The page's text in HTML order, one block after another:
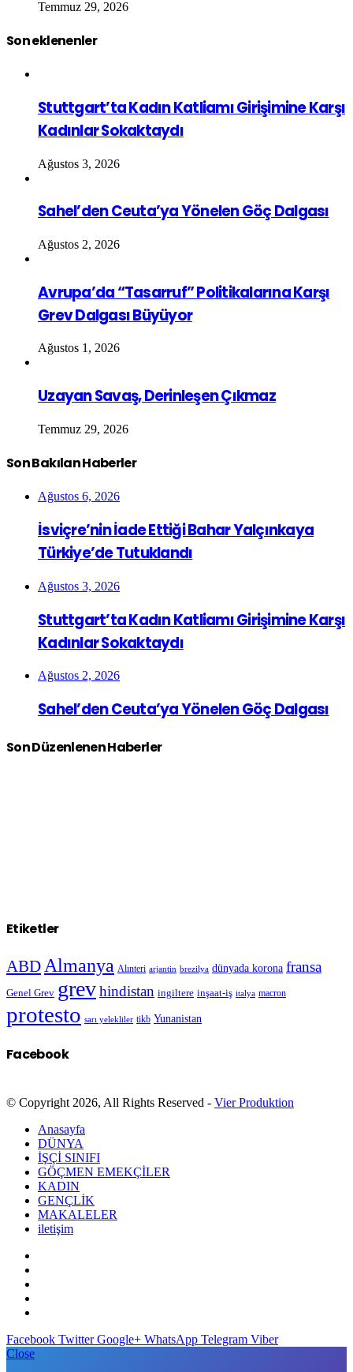
Temmuz 29, 2026
Son eklenenler
Stuttgart’ta Kadın Katliamı Girişimine Karşı
Kadınlar Sokaktaydı
Ağustos 3, 2026
Sahel’den Ceuta’ya Yönelen Göç Dalgası
Ağustos 2, 2026
Avrupa’da “Tasarruf” Politikalarına Karşı
Grev Dalgası Büyüyor
Ağustos 1, 2026
Uzayan Savaş, Derinleşen Çıkmaz
Temmuz 29, 2026
Son Bakılan Haberler
Ağustos 6, 2026
İsviçre’nin İade Ettiği Bahar Yalçınkaya
Türkiye’de Tutuklandı
Ağustos 3, 2026
Stuttgart’ta Kadın Katliamı Girişimine Karşı
Kadınlar Sokaktaydı
Ağustos 2, 2026
Sahel’den Ceuta’ya Yönelen Göç Dalgası
Son Düzenlenen Haberler
Etiketler
ABD Almanya Alınteri arjantin brezilya dünyada korona fransa
Genel Grev grevhindistan ingiltere inşaat-iş italya macron
protesto sarı yelekliler tikb Yunanistan
Facebook
© Copyright 2026, All Rights Reserved - Vier Produktion
Anasayfa
DÜNYA
İŞÇİ SINIFI
GÖÇMEN EMEKÇİLER
KADIN
GENÇLİK
MAKALELER
iletişim
Facebook Twitter Google+ WhatsApp Telegram Viber
Close